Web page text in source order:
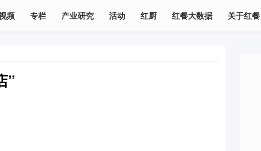
频 专栏 产业研究 活动 红厨 红餐大数据 关于红餐
”